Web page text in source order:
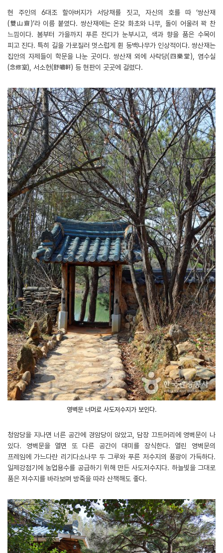
현 주인의 6대조 할아버지가 서당채를 짓고, 자신의 호를 따 ‘쌍산재
(雙山齋)’라 이름 붙였다. 쌍산재에는 온갖 화초와 나무, 돌이 어울려 꽉 찬
느낌이다. 봄부터 가을까지 푸른 잔디가 눈부시고, 색과 향을 품은 수목이
피고 진다. 특히 길을 가로질러 멋스럽게 휜 동백나무가 인상적이다. 쌍산재는
집안의 자제들이 학문을 나눈 곳이다. 쌍산재 외에 사락당(四樂堂), 염수실
(念修室), 서소헌(舒嘯軒) 등 현판이 곳곳에 걸렸다.
영벽문 너머로 사도저수지가 보인다.
청암당을 지나면 너른 공간에 경암당이 앉았고, 담장 끄트머리에 영벽문이 나
있다. 영벽문을 열면 또 다른 공간이 대미를 장식한다. 열린 영벽문의
프레임에 가느다란 리기다소나무 두 그루와 푸른 저수지의 풍광이 가득하다.
일제강점기에 농업용수를 공급하기 위해 만든 사도저수지다. 하늘빛을 그대로
품은 저수지를 바라보며 방죽을 따라 산책해도 좋다.